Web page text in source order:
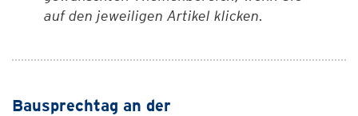
auf den jeweiligen Artikel klicken.
Bausprechtag an der